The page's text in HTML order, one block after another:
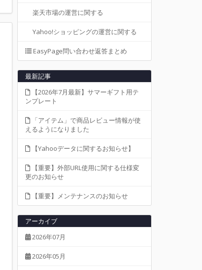
楽天市場の運営に関する
Yahoo!ショッピングの運営に関する
EasyPage問い合わせ返答まとめ
最新記事
【2026年7月最新】サマーギフト用テ
ンプレート
「アイテム」で商品レビュー情報が使
えるようになりました
【Yahooデータに関するお知らせ】
【重要】外部URL使用に関する仕様変
更のお知らせ
【重要】メンテナンスのお知らせ
アーカイブ
2026年07月
2026年05月